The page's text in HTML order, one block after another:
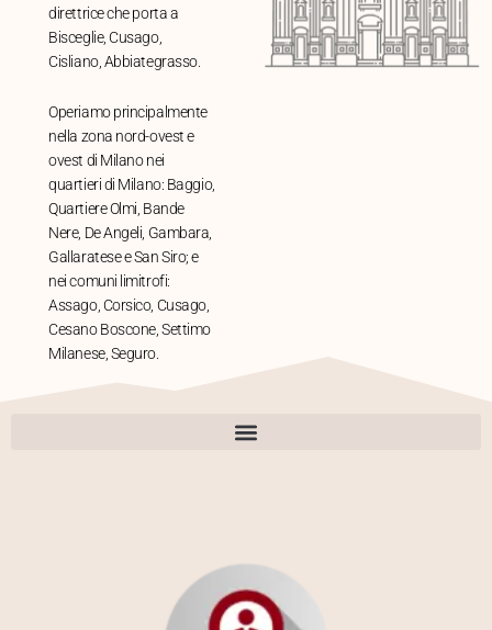
direttrice che porta a
Bisceglie, Cusago,
Cisliano, Abbiategrasso.
Operiamo principalmente
nella zona nord-ovest e
ovest di Milano nei
quartieri di Milano: Baggio,
Quartiere Olmi, Bande
Nere, De Angeli, Gambara,
Gallaratese e San Siro; e
nei comuni limitrofi:
Assago, Corsico, Cusago,
Cesano Boscone, Settimo
Milanese, Seguro.